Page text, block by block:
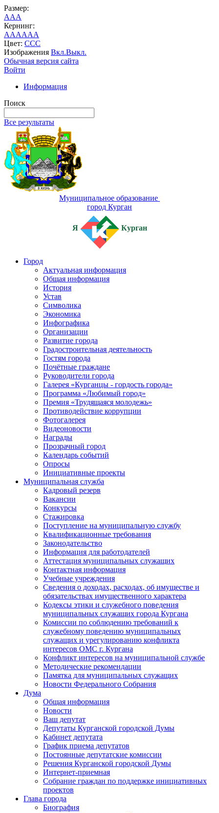
Размер:
AAA
Кернинг:
AAAAAA
Цвет: CCC
Изображения Вкл.Выкл.
Обычная версия сайта
Войти
Информация
Поиск
Все результаты
Муниципальное образование
город Курган
Я Курган
Город
Актуальная информация
Общая информация
История
Устав
Символика
Экономика
Инфографика
Организации
Развитие города
Градостроительная деятельность
Гостям города
Почётные граждане
Руководители города
Галерея «Курганцы - гордость города»
Программа «Любимый город»
Премия «Трудящаяся молодежь»
Противодействие коррупции
Фотогалерея
Видеоновости
Награды
Прозрачный город
Календарь событий
Опросы
Инициативные проекты
Муниципальная служба
Кадровый резерв
Вакансии
Конкурсы
Стажировка
Поступление на муниципальную службу
Квалификационные требования
Законодательство
Информация для работодателей
Аттестация муниципальных служащих
Контактная информация
Учебные учреждения
Сведения о доходах, расходах, об имуществе и
обязательствах имущественного характера
Кодексы этики и служебного поведения
муниципальных служащих города Кургана
Комиссии по соблюдению требований к
служебному поведению муниципальных
служащих и урегулированию конфликта
интересов ОМС г. Кургана
Конфликт интересов на муниципальной службе
Методические рекомендации
Памятка для муниципальных служащих
Новости Федерального Cобрания
Дума
Общая информация
Новости
Ваш депутат
Депутаты Курганской городской Думы
Кабинет депутата
График приема депутатов
Постоянные депутатские комиссии
Решения Курганской городской Думы
Интернет-приемная
Собрание граждан по поддержке инициативных
проектов
Глава города
Биография